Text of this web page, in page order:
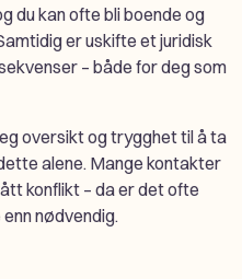
du kan ofte bli boende og
er uskifte et juridisk
– både for deg som
oversikt og trygghet til å ta
alene. Mange kontakter
konflikt – da er det ofte
nødvendig.